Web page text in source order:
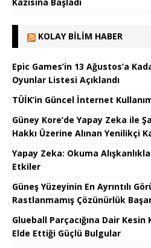
KOLAY BILIM HABER
Epic Games’in 13 Ağustos’a
Oyunlar Listesi Açıklandı
TÜİK’in Güncel İnternet
Güney Kore’de Yapay Zeka ile
Hakkı Üzerine Alınan Yenilikçi
Yapay Zeka: Okuma
Etkiler
Güneş Yüzeyinin En Ayrıntılı
Rastlanmamış Çözünürlük
Glueball Parçacığına Dair Kesin
Elde Ettiği Güçlü Bulgular